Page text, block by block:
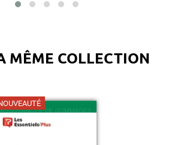
MÊME COLLECTION